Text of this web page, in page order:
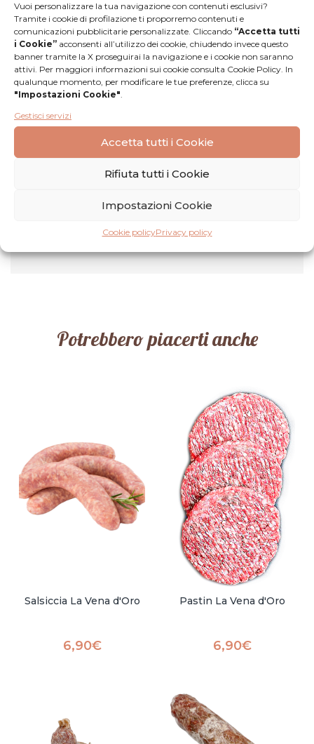
Vuoi personalizzare la tua navigazione con contenuti esclusivi?
Tramite i cookie di profilazione ti proporremo contenuti e
comunicazioni pubblicitarie personalizzate. Cliccando “Accetta tutti
i Cookie” acconsenti all’utilizzo dei cookie, chiudendo invece questo
banner tramite la X proseguirai la navigazione e i cookie non saranno
attivi. Per maggiori informazioni sui cookie consulta Cookie Policy. In
qualunque momento, per modificare le tue preferenze, clicca su
"Impostazioni Cookie".
Gestisci servizi
Accetta tutti i Cookie
Rifiuta tutti i Cookie
Impostazioni Cookie
Cookie policyPrivacy policy
Scopri di più
Recensioni
recensione
Potrebbero piacerti anche
Salsiccia La Vena d'Oro
6,90€
Pastin La Vena d'Oro
6,90€